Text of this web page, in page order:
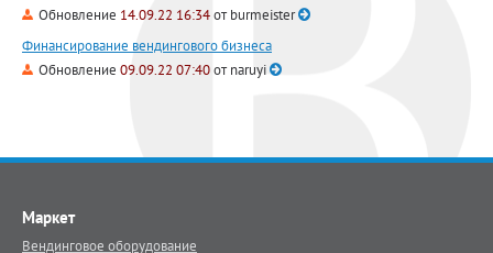
Обновление 14.09.22 16:34отburmeister
Финансирование вендингового бизнеса
Обновление 09.09.22 07:40отnaruyi
Маркет
Вендинговое оборудование